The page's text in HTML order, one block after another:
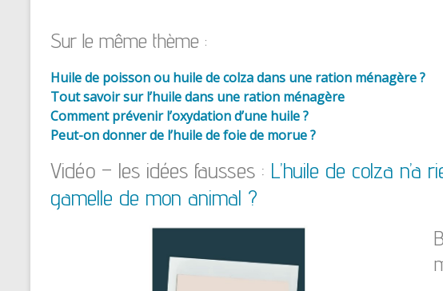
Sur le même thème :
Huile de poisson ou huile de colza dans une ration ménagère ?
Tout savoir sur l’huile dans une ration ménagère
Comment prévenir l’oxydation d’une huile ?
Peut-on donner de l’huile de foie de morue ?
Vidéo – les idées fausses : L’huile de colza n’a
gamelle de mon animal ?